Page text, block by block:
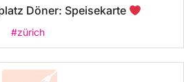
Döner: Speisekarte
#zürich